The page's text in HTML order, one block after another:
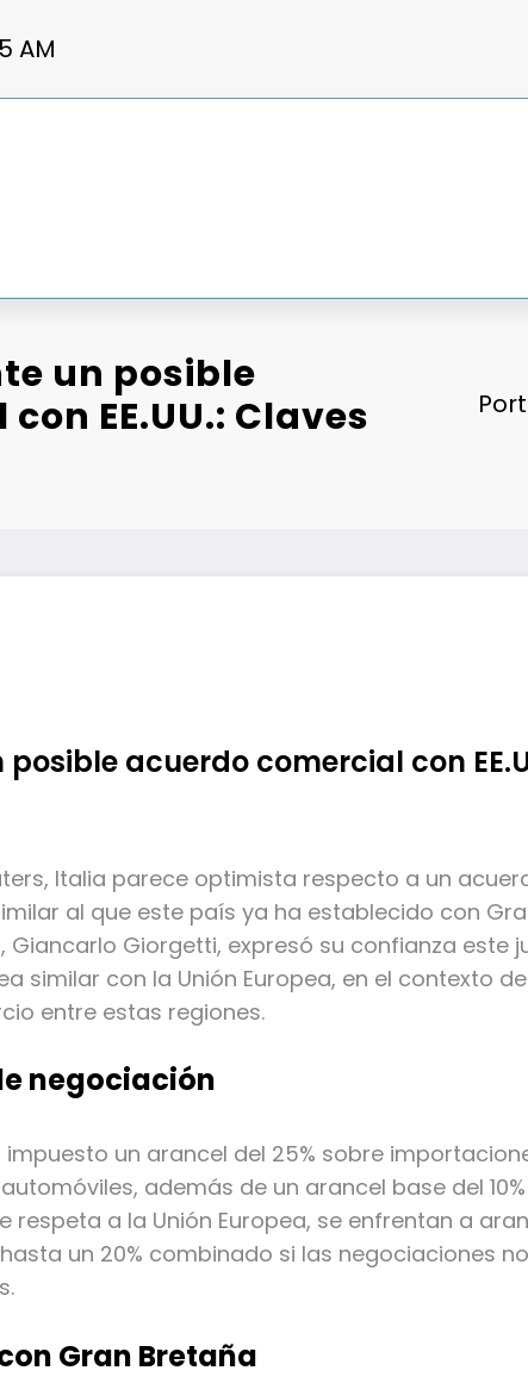
AM
un posible
EE.UU.: Claves
acuerdo comercial con
Italia parece optimista respecto a un
al que este país ya ha establecido con
Giancarlo Giorgetti, expresó su confianza este
similar con la Unión Europea, en el contexto de
entre estas regiones.
negociación
un arancel del 25% sobre
además de un arancel base del
respeta a la Unión Europea, se enfrentan a
un 20% combinado si las negociaciones
Gran Bretaña